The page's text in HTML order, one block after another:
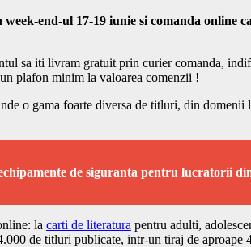
end-ul 17-19 iunie si comanda online
sa iti livram gratuit prin curier comanda,
plafon minim la valoarea comenzii !
o gama foarte diversa de titluri, din
de siguranta pentru lucratorii
la carti de literatura pentru adulti,
de titluri publicate, intr-un tiraj de aproape